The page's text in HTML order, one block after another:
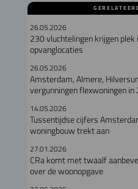
26.05.2026
230 vluchtelingen krijgen
opvanglocaties
26.05.2026
Amsterdam, Almere,
vergunningen flexwoningen in
14.05.2026
Tussentijdse cijfers
woningbouw trekt aan
27.01.2026
CRa komt met twaalf
over de woonopgave